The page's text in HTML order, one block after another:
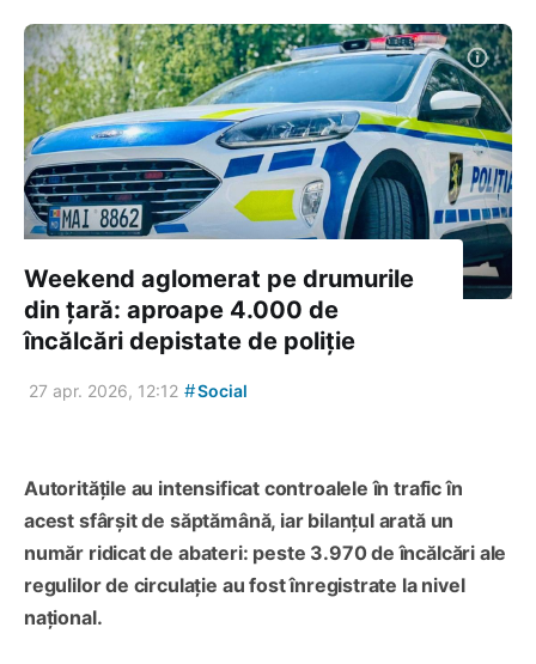
Weekend aglomerat pe drumurile
din țară: aproape 4.000 de
încălcări depistate de poliție
27 apr. 2026, 12:12 #Social
Autoritățile au intensificat controalele în trafic în
acest sfârșit de săptămână, iar bilanțul arată un
număr ridicat de abateri: peste 3.970 de încălcări ale
regulilor de circulație au fost înregistrate la nivel
național.